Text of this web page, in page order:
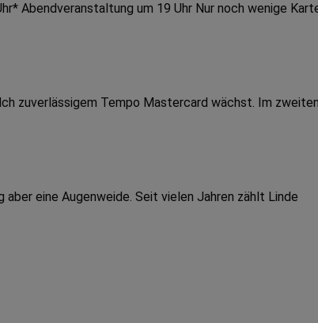
Abendveranstaltung um 19 Uhr Nur noch wenige
zuverlässigem Tempo Mastercard wächst. Im zweiten
eine Augenweide. Seit vielen Jahren zählt Linde